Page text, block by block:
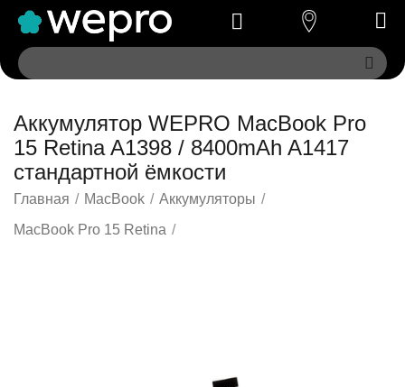
Аккумулятор WEPRO MacBook Pro
15 Retina A1398 / 8400mAh A1417
стандартной ёмкости
Главная / MacBook / Аккумуляторы /
MacBook Pro 15 Retina /